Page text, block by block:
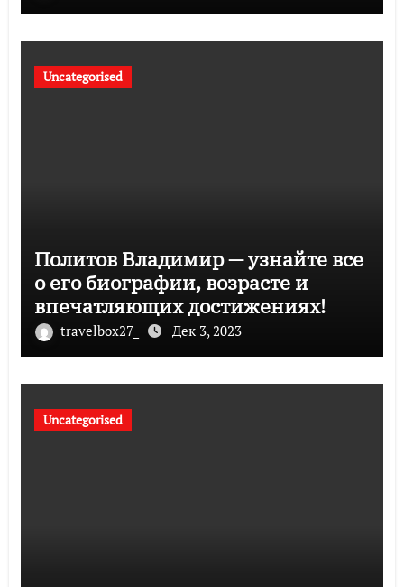
Uncategorised
Политов Владимир — узнайте все
о его биографии, возрасте и
впечатляющих достижениях!
travelbox27_ Дек 3, 2023
Uncategorised